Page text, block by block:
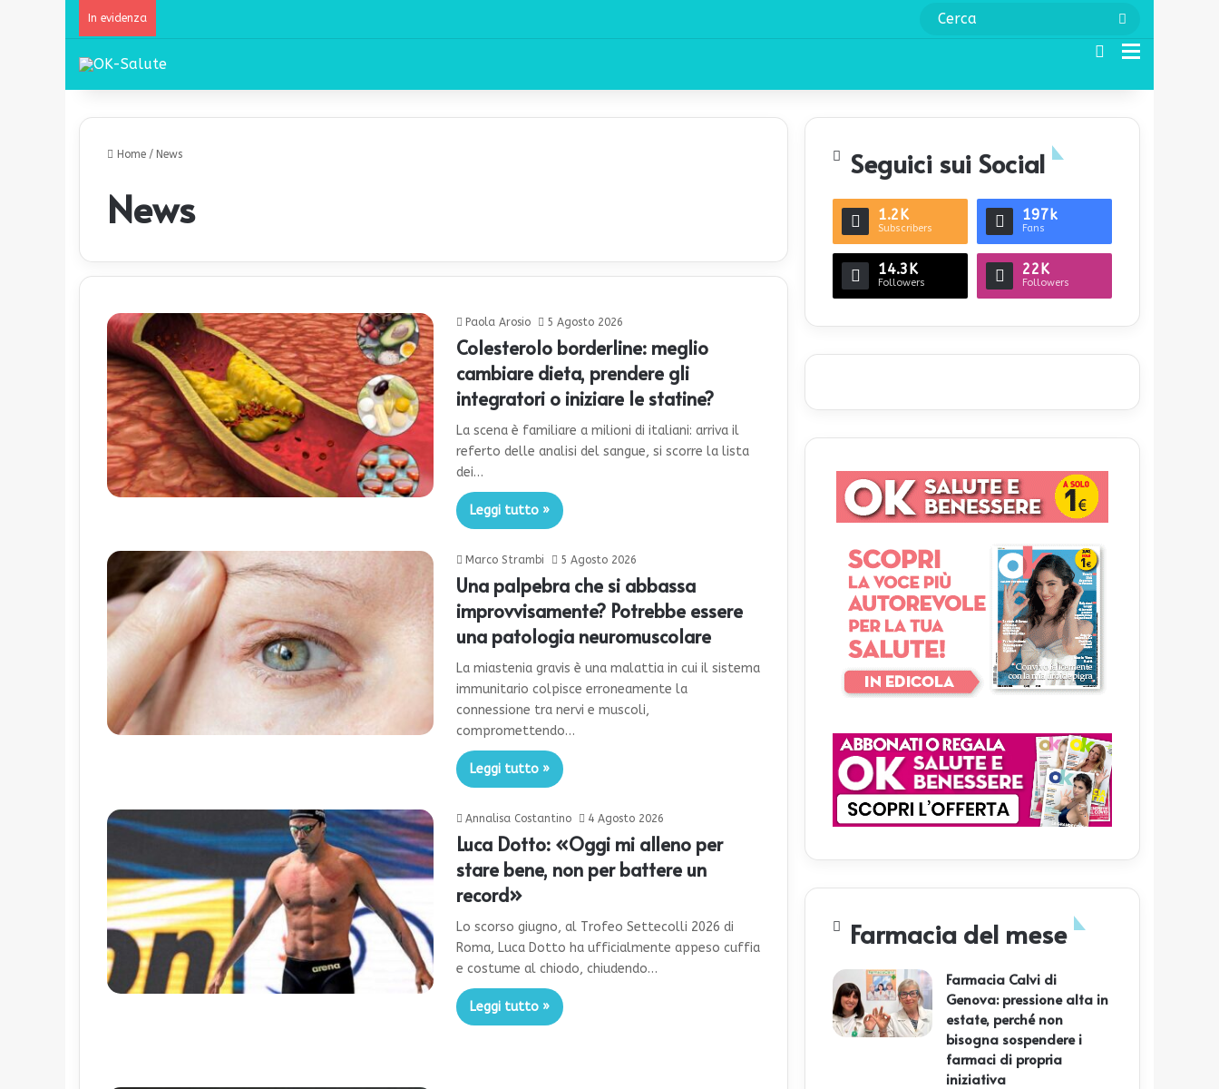
In evidenza
Cerca
Home / News
News
Paola Arosio 5 Agosto 2026
Colesterolo borderline: meglio
cambiare dieta, prendere gli
integratori o iniziare le statine?
La scena è familiare a milioni di italiani: arriva il
referto delle analisi del sangue, si scorre la lista
dei…
Leggi tutto »
Marco Strambi 5 Agosto 2026
Una palpebra che si abbassa
improvvisamente? Potrebbe essere
una patologia neuromuscolare
La miastenia gravis è una malattia in cui il sistema
immunitario colpisce erroneamente la
connessione tra nervi e muscoli,
compromettendo…
Leggi tutto »
Annalisa Costantino 4 Agosto 2026
Luca Dotto: «Oggi mi alleno per
stare bene, non per battere un
record»
Lo scorso giugno, al Trofeo Settecolli 2026 di
Roma, Luca Dotto ha ufficialmente appeso cuffia
e costume al chiodo, chiudendo…
Leggi tutto »
Seguici sui Social
1.2K
Subscribers
197k
Fans
14.3K
Followers
22K
Followers
Farmacia del mese
Farmacia Calvi di
Genova: pressione alta in
estate, perché non
bisogna sospendere i
farmaci di propria
iniziativa